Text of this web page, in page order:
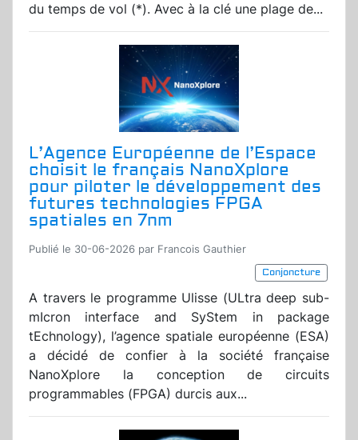
du temps de vol (*). Avec à la clé une plage de...
L’Agence Européenne de l’Espace
choisit le français NanoXplore
pour piloter le développement des
futures technologies FPGA
spatiales en 7nm
Publié le 30-06-2026 par Francois Gauthier
Conjoncture
A travers le programme Ulisse (ULtra deep sub-
mIcron interface and SyStem in package
tEchnology), l’agence spatiale européenne (ESA)
a décidé de confier à la société française
NanoXplore la conception de circuits
programmables (FPGA) durcis aux...